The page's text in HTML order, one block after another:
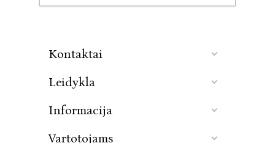
Kontaktai
Leidykla
Informacija
Vartotojams